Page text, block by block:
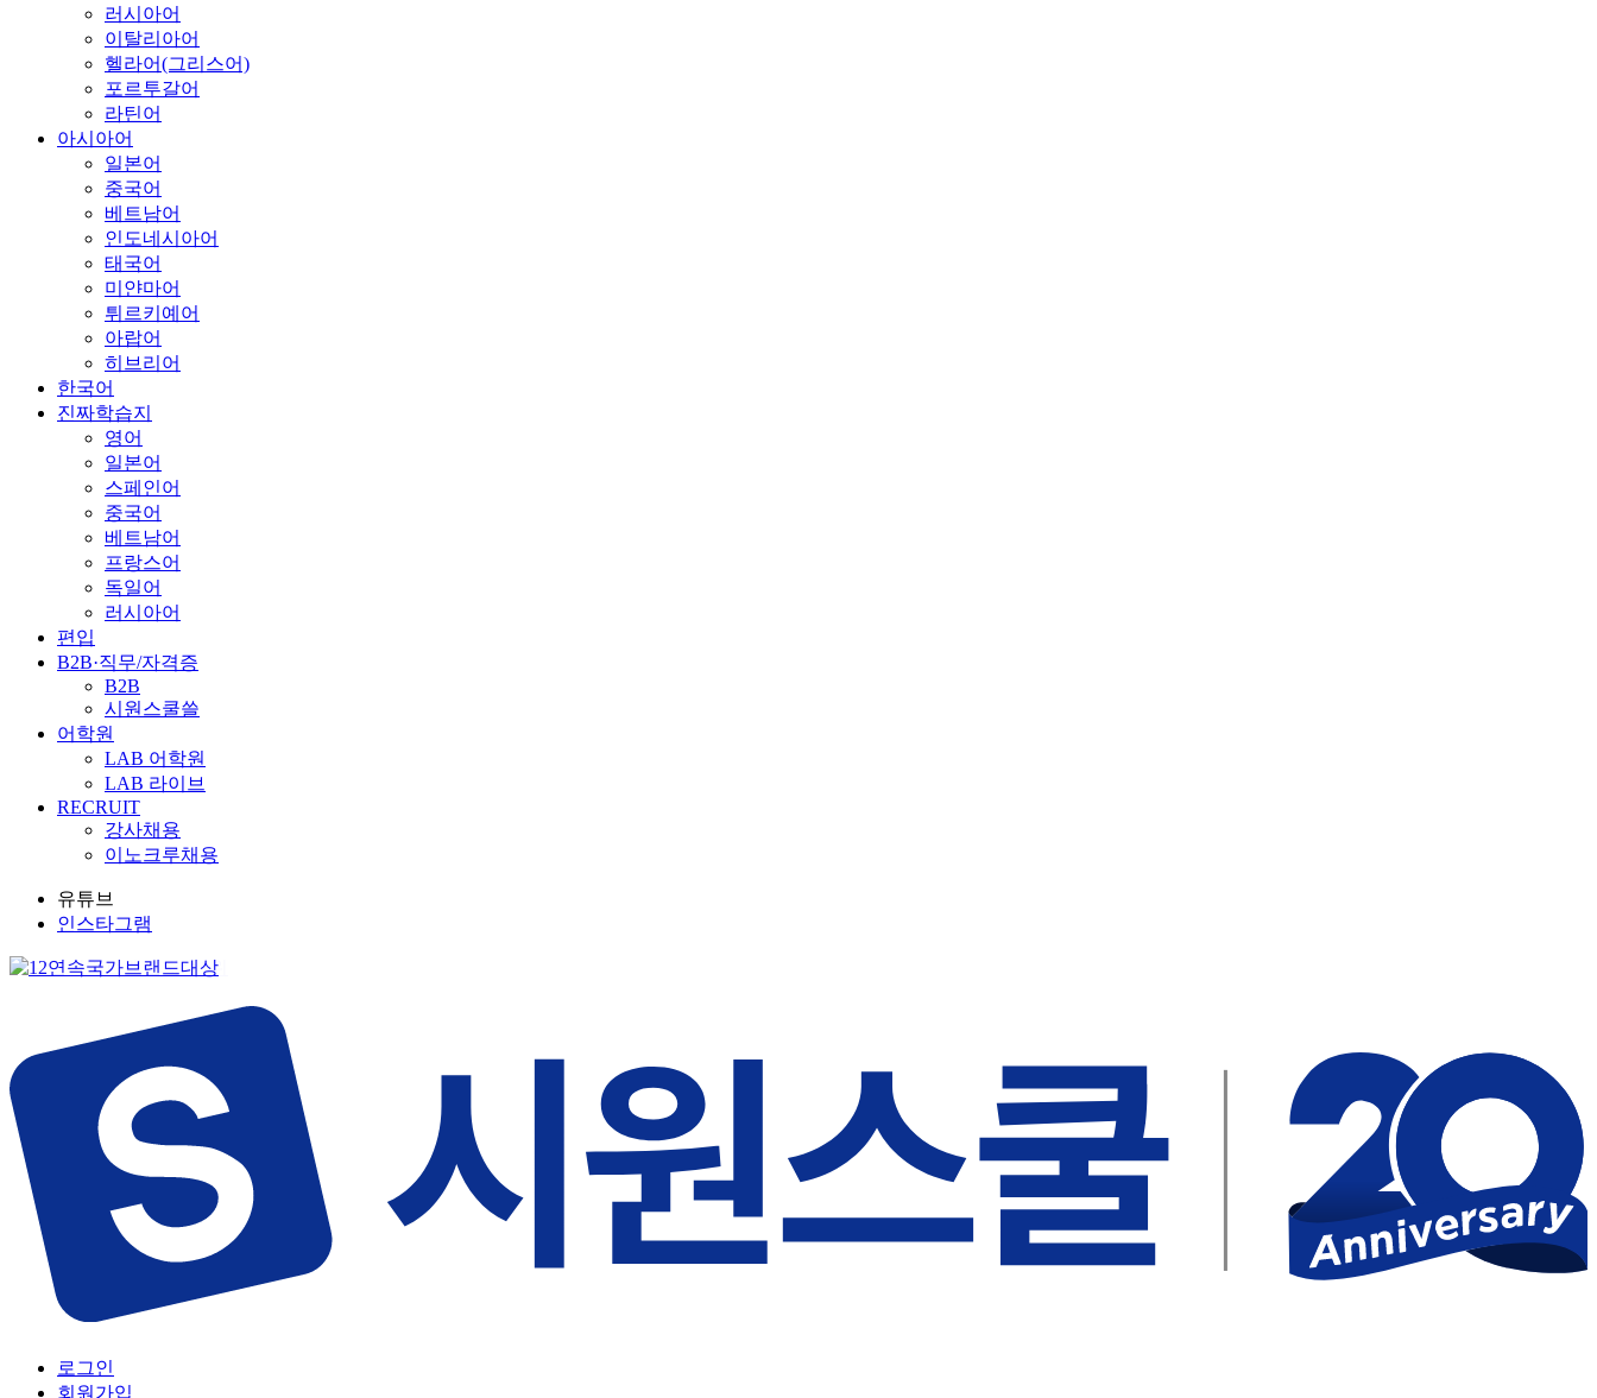
러시아어
이탈리아어
헬라어(그리스어)
포르투갈어
라틴어
아시아어
일본어
중국어
베트남어
인도네시아어
태국어
미얀마어
튀르키예어
아랍어
히브리어
한국어
진짜학습지
영어
일본어
스페인어
중국어
베트남어
프랑스어
독일어
러시아어
편입
B2B·직무/자격증
B2B
시원스쿨쓸
어학원
LAB 어학원
LAB 라이브
RECRUIT
강사채용
이노크루채용
유튜브
인스타그램
로그인
회원가입